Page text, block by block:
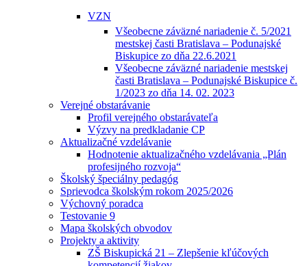
VZN
Všeobecne záväzné nariadenie č. 5/2021
mestskej časti Bratislava – Podunajské
Biskupice zo dňa 22.6.2021
Všeobecne záväzné nariadenie mestskej
časti Bratislava – Podunajské Biskupice č.
1/2023 zo dňa 14. 02. 2023
Verejné obstarávanie
Profil verejného obstarávateľa
Výzvy na predkladanie CP
Aktualizačné vzdelávanie
Hodnotenie aktualizačného vzdelávania „Plán
profesijného rozvoja“
Školský špeciálny pedagóg
Sprievodca školským rokom 2025/2026
Výchovný poradca
Testovanie 9
Mapa školských obvodov
Projekty a aktivity
ZŠ Biskupická 21 – Zlepšenie kľúčových